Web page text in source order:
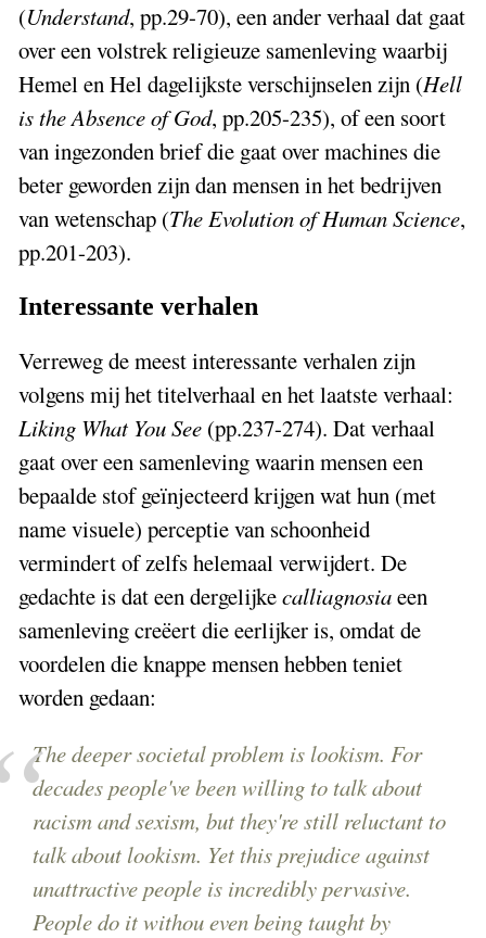
(Understand, pp.29-70), een ander verhaal dat gaat
over een volstrek religieuze samenleving waarbij
Hemel en Hel dagelijkste verschijnselen zijn (Hell
is the Absence of God, pp.205-235), of een soort
van ingezonden brief die gaat over machines die
beter geworden zijn dan mensen in het bedrijven
van wetenschap (The Evolution of Human Science,
pp.201-203).
Interessante verhalen
Verreweg de meest interessante verhalen zijn
volgens mij het titelverhaal en het laatste verhaal:
Liking What You See(pp.237-274). Dat verhaal
gaat over een samenleving waarin mensen een
bepaalde stof geïnjecteerd krijgen wat hun (met
name visuele) perceptie van schoonheid
vermindert of zelfs helemaal verwijdert. De
gedachte is dat een dergelijkecalliagnosiaeen
samenleving creëert die eerlijker is, omdat de
voordelen die knappe mensen hebben teniet
worden gedaan:
The deeper societal problem is lookism. For
decades people've been willing to talk about
racism and sexism, but they're still reluctant to
talk about lookism. Yet this prejudice against
unattractive people is incredibly pervasive.
People do it withou even being taught by